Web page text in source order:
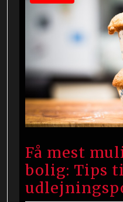
Få mest
bolig: Tips